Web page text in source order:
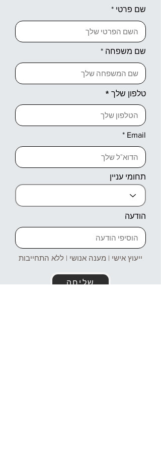
שם פרטי
שם משפחה
טלפון שלך
Email
תחומי עניין
הודעה
ייעוץ אישי | מענה אנושי | ללא התחייבות
שליחה